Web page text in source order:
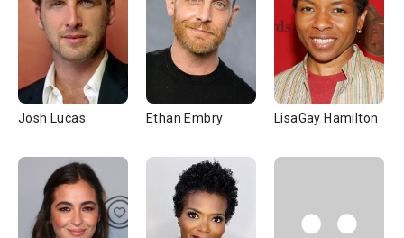
Josh Lucas Ethan Embry LisaGay Hamilton